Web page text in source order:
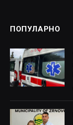
ПОПУЛАРНО